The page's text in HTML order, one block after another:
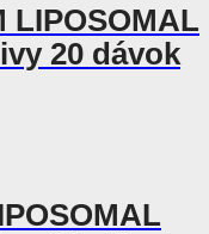
LIPOSOMAL
20 dávok